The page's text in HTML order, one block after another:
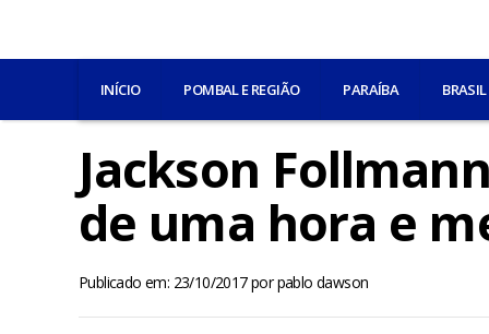
INÍCIO POMBAL E REGIÃO PARAÍBA BRASIL
Jackson
de uma hora e
Publicado em: 23/10/2017porpablo dawson